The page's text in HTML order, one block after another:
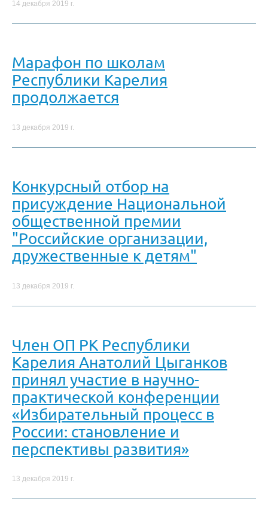
14 декабря 2019 г.
Марафон по школам
Республики Карелия
продолжается
13 декабря 2019 г.
Конкурсный отбор на
присуждение Национальной
общественной премии
"Российские организации,
дружественные к детям"
13 декабря 2019 г.
Член ОП РК Республики
Карелия Анатолий Цыганков
принял участие в научно-
практической конференции
«Избирательный процесс в
России: становление и
перспективы развития»
13 декабря 2019 г.